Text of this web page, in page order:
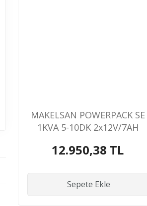
MAKELSAN POWERPACK SE
1KVA 5-10DK 2x12V/7AH
UPS MU01000N11ERV01B
12.950,38 TL
Sepete Ekle